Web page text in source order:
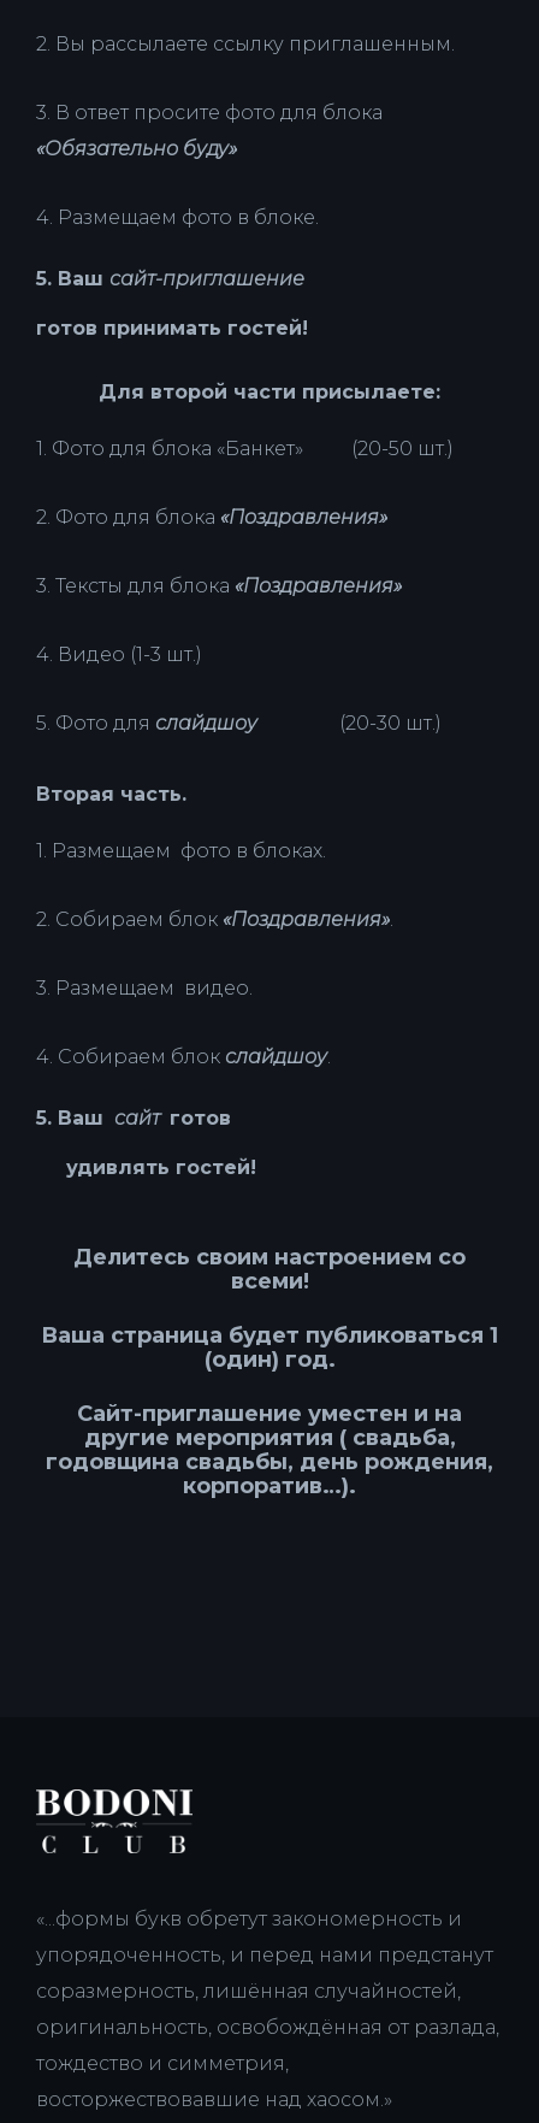
2. Вы рассылаете ссылку приглашенным.
3. В ответ просите фото для блока
«Обязательно буду»
4. Размещаем фото в блоке.
5. Ваш сайт-приглашение
готов принимать гостей!
Для второй части присылаете:
1. Фото для блока «Банкет» (20-50 шт.)
2. Фото для блока «Поздравления»
3. Тексты для блока «Поздравления»
4. Видео (1-3 шт.)
5. Фото для слайдшоу (20-30 шт.)
Вторая часть.
1. Размещаем фото в блоках.
2. Собираем блок «Поздравления».
3. Размещаем видео.
4. Собираем блок слайдшоу.
5. Ваш сайт готов
удивлять гостей!
Делитесь своим настроением со
всеми!
Ваша страница будет публиковаться 1
(один) год.
Сайт-приглашение уместен и на
другие мероприятия ( свадьба,
годовщина свадьбы, день рождения,
корпоратив…).
«...формы букв обретут закономерность и
упорядоченность, и перед нами предстанут
соразмерность, лишённая случайностей,
оригинальность, освобождённая от разлада,
тождество и симметрия,
восторжествовавшие над хаосом.»